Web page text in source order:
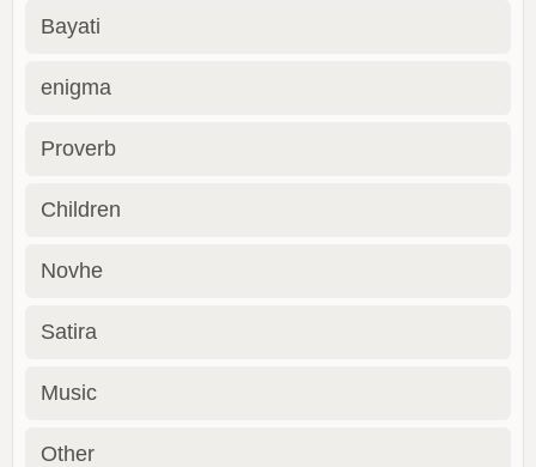
Bayati
enigma
Proverb
Children
Novhe
Satira
Music
Other